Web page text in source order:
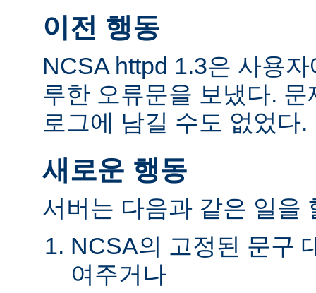
이전 행동
NCSA httpd 1.3은 사용
루한 오류문을 보냈다.
로그에 남길 수도 없었다.
새로운 행동
서버는 다음과 같은 일을
NCSA의 고정된 문구
여주거나